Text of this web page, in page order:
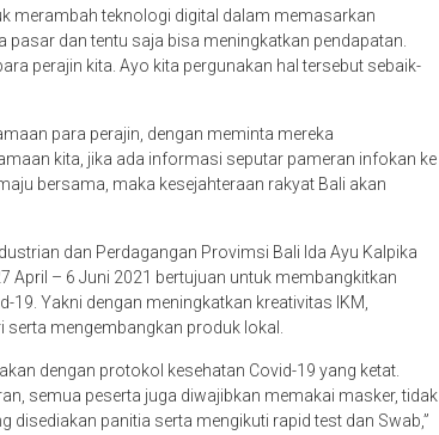
merambah teknologi digital dalam memasarkan
dan tentu saja bisa meningkatkan pendapatan.
perajin kita. Ayo kita pergunakan hal tersebut sebaik-
para perajin, dengan meminta mereka
kita, jika ada informasi seputar pameran infokan ke
bersama, maka kesejahteraan rakyat Bali akan
dan Perdagangan Provimsi Bali Ida Ayu Kalpika
April – 6 Juni 2021 bertujuan untuk membangkitkan
Yakni dengan meningkatkan kreativitas IKM,
mengembangkan produk lokal.
dengan protokol kesehatan Covid-19 yang ketat.
semua peserta juga diwajibkan memakai masker, tidak
disediakan panitia serta mengikuti rapid test dan Swab,”